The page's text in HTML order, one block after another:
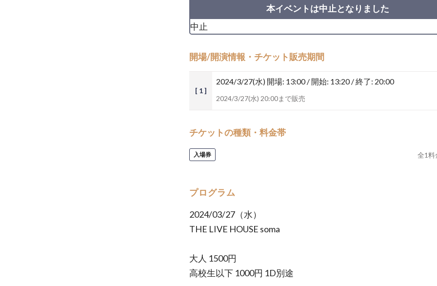
本イベントは中止となりました
中止
開場/開演情報・チケット販売期間
[ 1 ]
2024/3/27(水) 開場: 13:00 / 開始: 13:20 / 終了: 20:00
2024/3/27(水) 20:00まで販売
チケットの種類・料金帯
入場券 全1料
プログラム
2024/03/27（水）
THE LIVE HOUSE soma
大人 1500円
高校生以下 1000円 1D別途